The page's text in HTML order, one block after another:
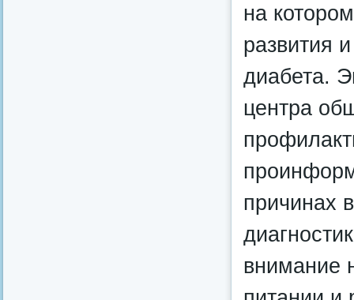
на
развития
диабета.
центра
причинах
внимание